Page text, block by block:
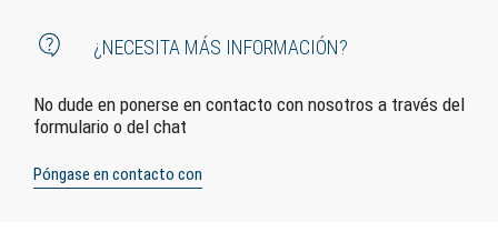
¿NECESITA MÁS INFORMACIÓN?
No dude en ponerse en contacto con nosotros a través del
formulario o del chat
Póngase en contacto con